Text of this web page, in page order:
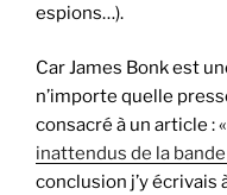
espions…).
Car James Bonk est
n’importe quelle
consacré à un article : «
inattendus de la
conclusion j’y écrivais